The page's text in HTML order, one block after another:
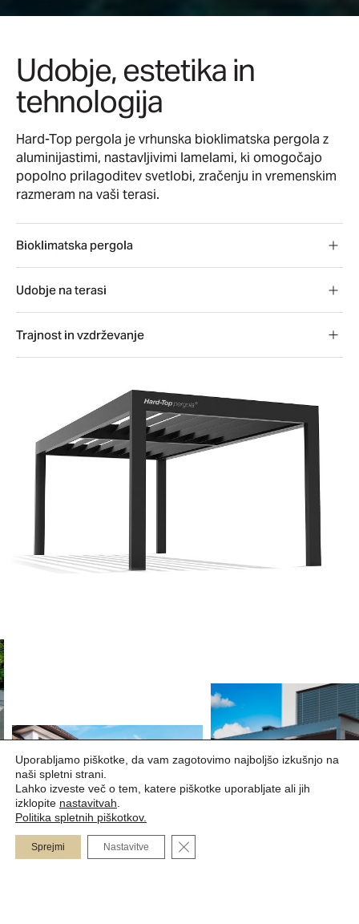
Udobje, estetika in
tehnologija
Hard-Top pergola je vrhunska bioklimatska pergola z
aluminijastimi, nastavljivimi lamelami, ki omogočajo
popolno prilagoditev svetlobi, zračenju in vremenskim
razmeram na vaši terasi.
Bioklimatska pergola
Udobje na terasi
Trajnost in vzdrževanje
Barva
Uporabljamo piškotke, da vam zagotovimo najboljšo izkušnjo na
naši spletni strani.
Lahko izveste več o tem, katere piškotke uporabljate ali jih
izklopite nastavitvah
Politika spletnih piškotkov.
Sprejmi Nastavitve Close GDPR Cookie Banner